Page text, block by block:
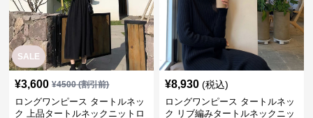
SALE
¥3,600 ¥4500(割引前)
ロングワンピース タートルネッ
ク 上品タートルネックニットロ
¥8,930 (税込)
ロングワンピース タートルネッ
ク リブ編みタートルネックニッ